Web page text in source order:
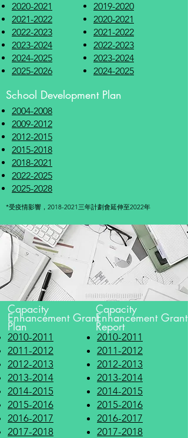
2020-2021
2021-2022
2022-2023
2023-2024
2024-2025
2025-2026
2019-2020
2020-2021
2021-2022
2022-2023
2023-2024
2024-2025
School Development Plan
2004-2008
2009-2012
2012-2015
2015-2018
2018-2021
2022-2025
2025-2028
*受疫情影響，2018-2021三年計劃會延伸至2022年
Capacity
Enhancement Grant
Plan
2010-2011
2011-2012
2012-2013
2013-2014
2014-2015
2015-2016
2016-2017
2017-2018
Capacity
Enhancement Grant
Report
2010-2011
2011-2012
2012-2013
2013-2014
2014-2015
2015-2016
2016-2017
2017-2018